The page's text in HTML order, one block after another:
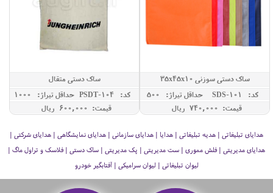
ساک دستی سوزنی 35x45x10
کد: SDS-101
حداقل تيراژ: 500
قیمت: 740,000 ريال
ساک دستی متقال
کد: PSDT-104
حداقل تيراژ: 1000
قیمت: 600,000 ريال
هدایای تبلیغاتی | هدیه تبلیغاتی | هدایا | هدایای سازمانی | هدایای نمایشگاهی | هدایای شرکتی |
هدایای مدیریتی | فلش مموری | ست مدیریتی | پک مدیریتی | ساک دستی | فلاسک و تراول ماگ |
لیوان تبلیغاتی | لیوان سرامیکی | آفتابگیر خودرو